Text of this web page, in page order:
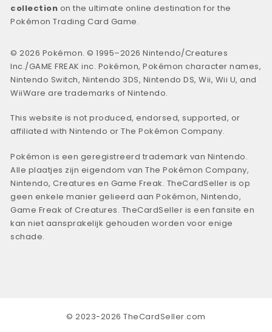
collection on the ultimate online destination for the
Pokémon Trading Card Game.
© 2026 Pokémon. © 1995–2026 Nintendo/Creatures
Inc./GAME FREAK inc. Pokémon, Pokémon character names,
Nintendo Switch, Nintendo 3DS, Nintendo DS, Wii, Wii U, and
WiiWare are trademarks of Nintendo.
This website is not produced, endorsed, supported, or
affiliated with Nintendo or The Pokémon Company.
Pokémon is een geregistreerd trademark van Nintendo.
Alle plaatjes zijn eigendom van The Pokémon Company,
Nintendo, Creatures en Game Freak. TheCardSeller is op
geen enkele manier gelieerd aan Pokémon, Nintendo,
Game Freak of Creatures. TheCardSeller is een fansite en
kan niet aansprakelijk gehouden worden voor enige
schade.
© 2023-2026 TheCardSeller.com